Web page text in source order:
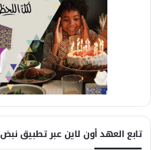
تابع العهد أون لاين عبر تطبيق نبض